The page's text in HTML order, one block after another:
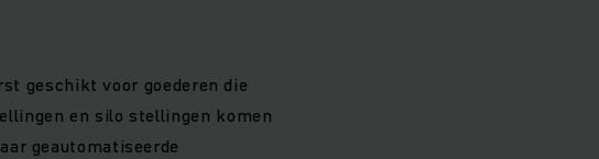
geschikt voor goederen die
en silo stellingen komen
geautomatiseerde